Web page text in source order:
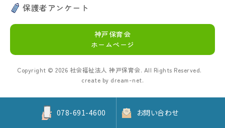
新卒採用はこちら
保護者アンケート
神戸保育会
ホームページ
Copyright © 2026 社会福祉法人 神戸保育会. All Rights Reserved.
create by dream-net.
078-691-4600 お問い合わせ